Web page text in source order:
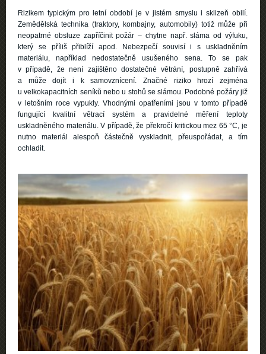
Rizikem typickým pro letní období je v jistém smyslu i sklizeň obilí.
Zemědělská technika (traktory, kombajny, automobily) totiž může při
neopatrné obsluze zapříčinit požár – chytne např. sláma od výfuku,
který se příliš přiblíží apod. Nebezpečí souvisí i s uskladněním
materiálu, například nedostatečně usušeného sena. To se pak
v případě, že není zajištěno dostatečné větrání, postupně zahřívá
a může dojít i k samovznícení. Značné riziko hrozí zejména
u velkokapacitních seníků nebo u stohů se slámou. Podobné požáry již
v letošním roce vypukly. Vhodnými opatřeními jsou v tomto případě
fungující kvalitní větrací systém a pravidelné měření teploty
uskladněného materiálu. V případě, že překročí kritickou mez 65 °C, je
nutno materiál alespoň částečně vyskladnit, přeuspořádat, a tím
ochladit.